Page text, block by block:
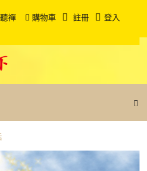
聽禪 購物車 註冊 登入